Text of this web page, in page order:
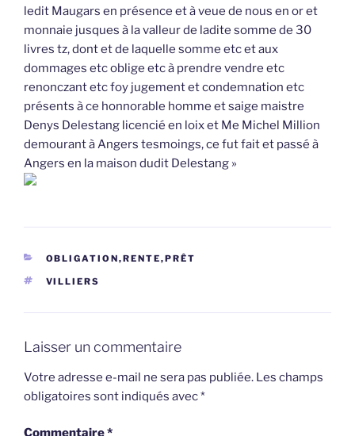
ledit Maugars en présence et à veue de nous en or et
monnaie jusques à la valleur de ladite somme de 30
livres tz, dont et de laquelle somme etc et aux
dommages etc oblige etc à prendre vendre etc
renonczant etc foy jugement et condemnation etc
présents à ce honnorable homme et saige maistre
Denys Delestang licencié en loix et Me Michel Million
demourant à Angers tesmoings, ce fut fait et passé à
Angers en la maison dudit Delestang »
CATÉGORIES
OBLIGATION,RENTE,PRÊT
ÉTIQUETTES
VILLIERS
Laisser un commentaire
Votre adresse e-mail ne sera pas publiée. Les champs
obligatoires sont indiqués avec*
Commentaire*